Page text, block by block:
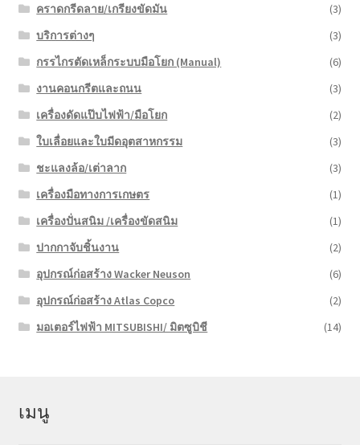
คราดกรีดลาย/เกรียงขัดมัน
(3)
บริการต่างๆ
(3)
กรรไกรตัดเหล็กระบบมือโยก (Manual)
(6)
งานคอนกรีตและถนน
(3)
เครื่องดัดแป๊บไฟฟ้า/มือโยก
(2)
ใบเลื่อยและใบมีดอุตสาหกรรม
(3)
ชะแลงล้อ/เต่าลาก
(3)
เครื่องมือทางการเกษตร
(1)
เครื่องปั่นสนิม /เครื่องขัดสนิม
(1)
ปากกาจับชิ้นงาน
(2)
อุปกรณ์ก่อสร้าง Wacker Neuson
(6)
อุปกรณ์ก่อสร้าง Atlas Copco
(2)
มอเตอร์ไฟฟ้า MITSUBISHI/ มิตซูบิชี
(14)
เมนู